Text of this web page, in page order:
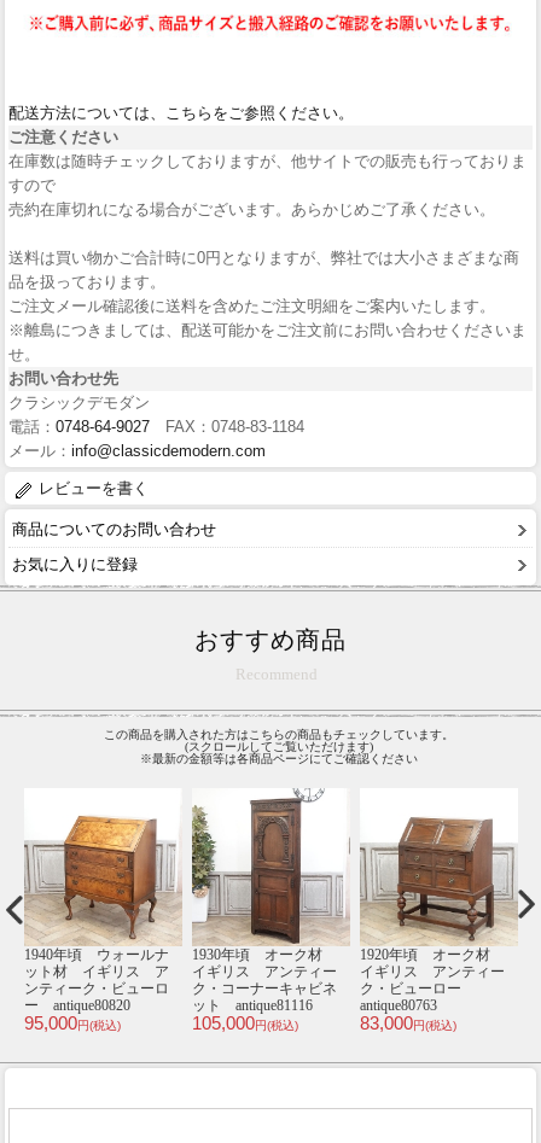
配送方法については、こちらをご参照ください。
ご注意ください
在庫数は随時チェックしておりますが、他サイトでの販売も行っておりま
すので
売約在庫切れになる場合がございます。あらかじめご了承ください。
送料は買い物かご合計時に0円となりますが、弊社では大小さまざまな商
品を扱っております。
ご注文メール確認後に送料を含めたご注文明細をご案内いたします。
※離島につきましては、配送可能かをご注文前にお問い合わせくださいま
せ。
お問い合わせ先
クラシックデモダン
電話： 0748-64-9027 FAX：0748-83-1184
メール： info@classicdemodern.com
レビューを書く
商品についてのお問い合わせ
お気に入りに登録
おすすめ商品
Recommend
この商品を購入された方はこちらの商品もチェックしています。
(スクロールしてご覧いただけます)
※最新の金額等は各商品ページにてご確認ください
1930年頃 ウォールナ
ット材 イギリス ア
ンティーク・ビューロ
ー antique80864
110,000円(税込)
1940年頃 オーク材
イギリス アンティー
ク・コーナーキャビネ
ット antique81007
79,000円(税込)
1940年頃 マホガニー
材 イギリス アンテ
ィーク・ビューロー
antique80821
88,000円(税込)